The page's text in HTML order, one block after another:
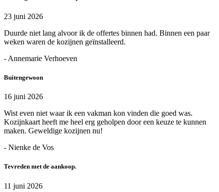
23 juni 2026
Duurde niet lang alvoor ik de offertes binnen had. Binnen een paar
weken waren de kozijnen geïnstalleerd.
- Annemarie Verhoeven
Buitengewoon
16 juni 2026
Wist even niet waar ik een vakman kon vinden die goed was.
Kozijnkaart heeft me heel erg geholpen door een keuze te kunnen
maken. Geweldige kozijnen nu!
- Nienke de Vos
Tevreden met de aankoop.
11 juni 2026